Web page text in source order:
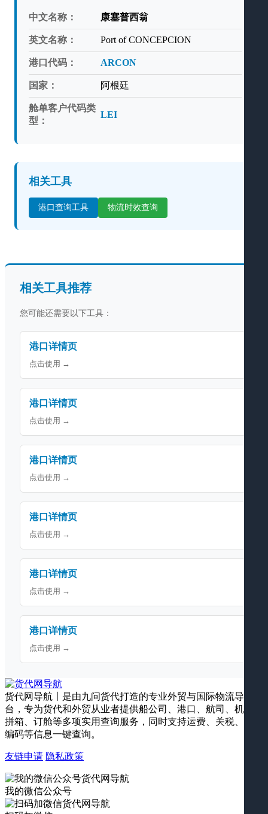
中文名称： 康塞普西翁
英文名称： Port of CONCEPCION
港口代码： ARCON
国家： 阿根廷
舱单客户代码类
型：
LEI
相关工具
港口查询工具 物流时效查询
相关工具推荐
您可能还需要以下工具：
港口详情页
点击使用 →
港口详情页
点击使用 →
港口详情页
点击使用 →
港口详情页
点击使用 →
港口详情页
点击使用 →
港口详情页
点击使用 →
货代网导航丨是由九问货代打造的专业外贸与国际物流导航平
台，专为货代和外贸从业者提供船公司、港口、航司、机场、
拼箱、订舱等多项实用查询服务，同时支持运费、关税、海关
编码等信息一键查询。
友链申请 隐私政策
我的微信公众号